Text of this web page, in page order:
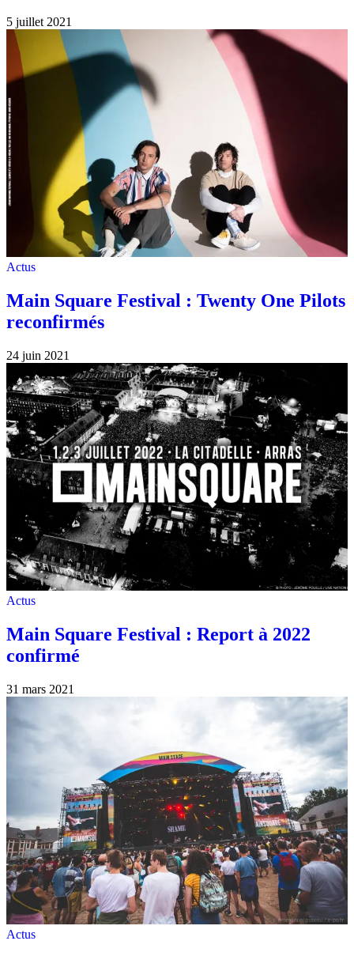
5 juillet 2021
Actus
Main Square Festival : Twenty One Pilots
reconfirmés
24 juin 2021
Actus
Main Square Festival : Report à 2022
confirmé
31 mars 2021
Actus